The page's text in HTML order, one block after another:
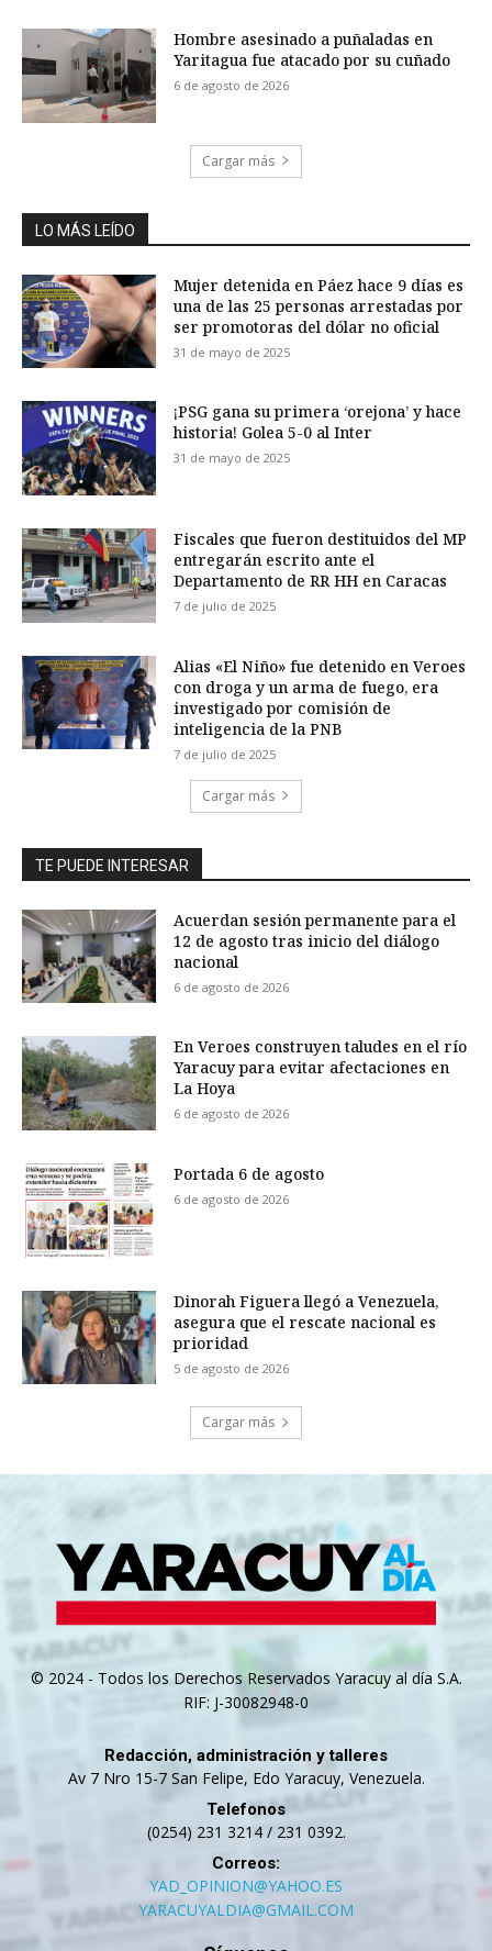
Hombre asesinado a puñaladas en
Yaritagua fue atacado por su cuñado
6 de agosto de 2026
Cargar más
LO MÁS LEÍDO
Mujer detenida en Páez hace 9 días es
una de las 25 personas arrestadas por
ser promotoras del dólar no oficial
31 de mayo de 2025
¡PSG gana su primera ‘orejona’ y hace
historia! Golea 5-0 al Inter
31 de mayo de 2025
Fiscales que fueron destituidos del MP
entregarán escrito ante el
Departamento de RR HH en Caracas
7 de julio de 2025
Alias «El Niño» fue detenido en Veroes
con droga y un arma de fuego, era
investigado por comisión de
inteligencia de la PNB
7 de julio de 2025
Cargar más
TE PUEDE INTERESAR
Acuerdan sesión permanente para el
12 de agosto tras inicio del diálogo
nacional
6 de agosto de 2026
En Veroes construyen taludes en el río
Yaracuy para evitar afectaciones en
La Hoya
6 de agosto de 2026
Portada 6 de agosto
6 de agosto de 2026
Dinorah Figuera llegó a Venezuela,
asegura que el rescate nacional es
prioridad
5 de agosto de 2026
Cargar más
© 2024 - Todos los Derechos Reservados Yaracuy al día S.A.
RIF: J-30082948-0
Redacción, administración y talleres
Av 7 Nro 15-7 San Felipe, Edo Yaracuy, Venezuela.
Telefonos
(0254) 231 3214 / 231 0392.
Correos:
YAD_OPINION@YAHOO.ES
YARACUYALDIA@GMAIL.COM